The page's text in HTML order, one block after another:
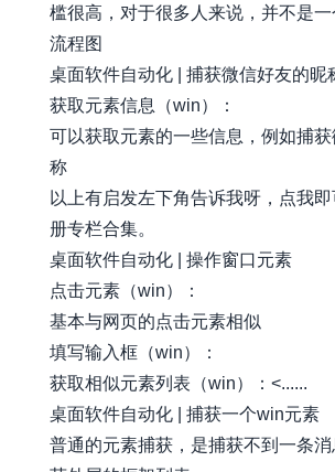
槛很高，对于很多人来说，并不是一
流程图
桌面软件自动化 | 捕获微信好友的昵
获取元素信息（win）：
可以获取元素的一些信息，例如捕
称
以上有启发左下角告诉我呀，点我
册专栏合集。
桌面软件自动化 | 操作窗口元素
点击元素（win）：
基本与网页的点击元素相似
填写输入框（win）：
获取相似元素列表（win）：<......
桌面软件自动化 | 捕获一个win元素
普通的元素捕获，是捕获不到一条